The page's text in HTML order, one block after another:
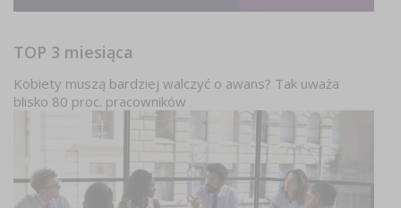
TOP 3 miesiąca
Kobiety muszą bardziej walczyć o awans? Tak uważa
blisko 80 proc. pracowników